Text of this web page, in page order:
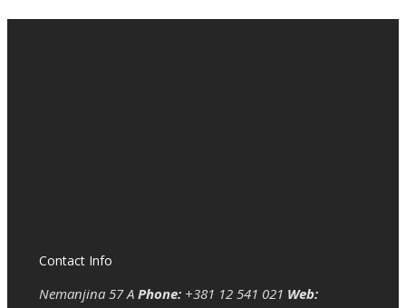
Contact Info
Nemanjina 57 A Phone:+381 12 541 021 Web: